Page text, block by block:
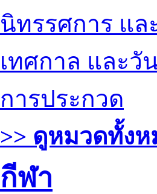
นิทรรศการ แ
เทศกาล และวั
การประกวด
>> ดูหมวดทั้ง
กีฬา